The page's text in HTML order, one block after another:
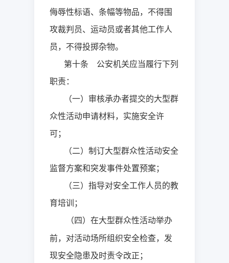
侮辱性标语、条幅等物品，不得围
攻裁判员、运动员或者其他工作人
员，不得投掷杂物。
第十条 公安机关应当履行下列
职责：
（一）审核承办者提交的大型群
众性活动申请材料，实施安全许
可；
（二）制订大型群众性活动安全
监督方案和突发事件处置预案；
（三）指导对安全工作人员的教
育培训；
（四）在大型群众性活动举办
前，对活动场所组织安全检查，发
现安全隐患及时责令改正；